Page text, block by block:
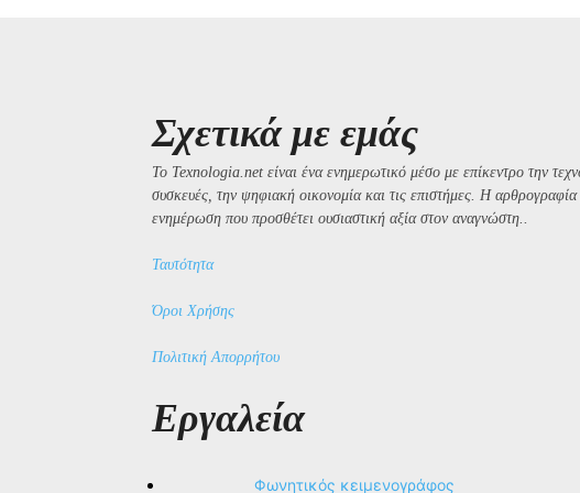
Σχετικά με εμάς
Το Texnologia.net είναι ένα ενημερωτικό μέσο με επίκεντρο την
συσκευές, την ψηφιακή οικονομία και τις επιστήμες. Η
ενημέρωση που προσθέτει ουσιαστική αξία στον αναγνώστη..
Ταυτότητα
Όροι Χρήσης
Πολιτική Απορρήτου
Εργαλεία
Φωνητικός κειμενογράφος